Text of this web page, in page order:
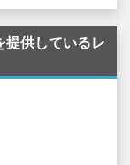
供しているレ